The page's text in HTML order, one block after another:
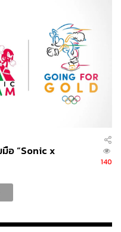
VII – Reunion
Crisis Core: Final
แฟนๆ ต่างก็ตั้งตารอที่
ท่ามกลางการต่อสู้ใน
อ “Sonic x
140